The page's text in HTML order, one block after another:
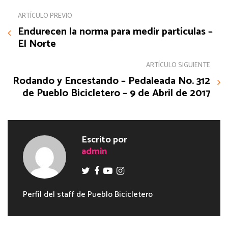
ARTÍCULO PREVIO
Endurecen la norma para medir partículas –
El Norte
ARTÍCULO SIGUIENTE
Rodando y Encestando – Pedaleada No. 312
de Pueblo Bicicletero – 9 de Abril de 2017
Escrito por
admin
Perfil del staff de Pueblo Bicicletero